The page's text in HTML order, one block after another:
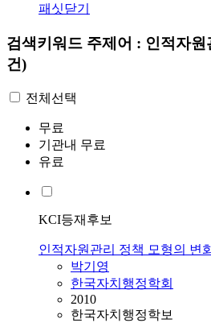
패싯닫기
검색키워드 주제어 : 인적자원
건)
전체선택
무료
기관내 무료
유료
KCI등재후보
인적자원관리 정책 모형의 변
박기영
한국자치행정학회
2010
한국자치행정학보